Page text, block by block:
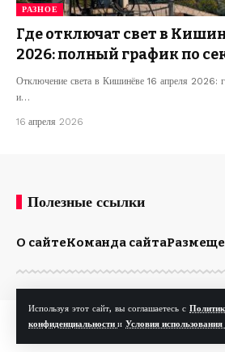
Используя этот сайт, вы соглашаетесь с
конфиденциальности и Условия использования
РАЗНОЕ
Где отключат свет в
2026: полный график по
Отключение света в Кишинёве 16 апреля 2026:
и…
16 апреля 2026
Полезные ссылки
О сайтеКоманда сайта
© Kp.md. Все права